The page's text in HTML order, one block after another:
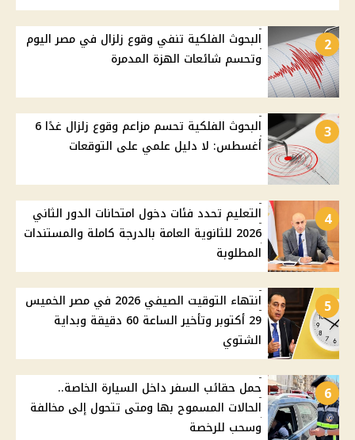
2
البحوث الفلكية تنفي وقوع زلزال في مصر اليوم
وتحسم شائعات الهزة المدمرة
3
البحوث الفلكية تحسم مزاعم وقوع زلزال غدًا 6
أغسطس: لا دليل علمي على التوقعات
4
التعليم تحدد فئات دخول امتحانات الدور الثاني
2026 للثانوية العامة بالدرجة كاملة والمستندات
المطلوبة
5
انتهاء التوقيت الصيفي 2026 في مصر الخميس
29 أكتوبر وتأخير الساعة 60 دقيقة وبداية
الشتوي
6
حمل حقائب السفر داخل السيارة الخاصة..
الحالات المسموح بها ومتى تتحول إلى مخالفة
وسحب للرخصة